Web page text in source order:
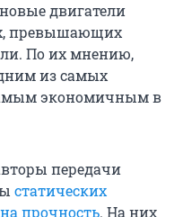
двигатели
превышающих
По их мнению,
из самых
экономичным в
передачи
статических
прочность. На них